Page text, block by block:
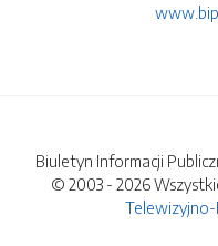
Biuletyn Informacji
© 2003 - 2026
Telewizyjno-